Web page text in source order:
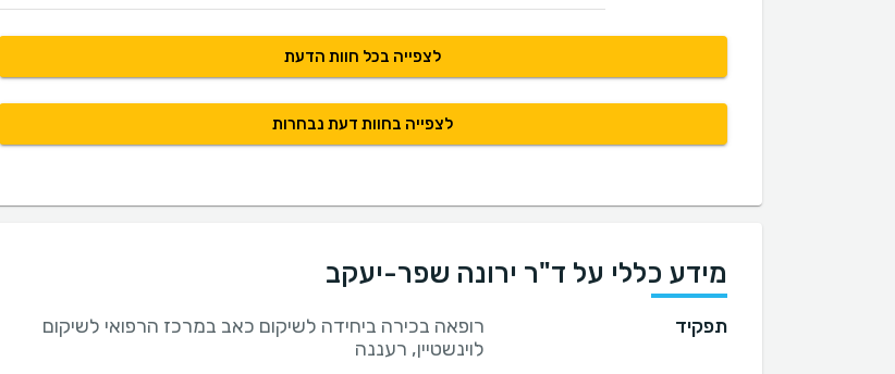
לצפייה בכל חוות הדעת
לצפייה בחוות דעת נבחרות
מידע כללי על ד"ר ירונה שפר-יעקב
תפקיד
רופאה בכירה ביחידה לשיקום כאב במרכז הרפואי לשיקום
לוינשטיין, רעננה